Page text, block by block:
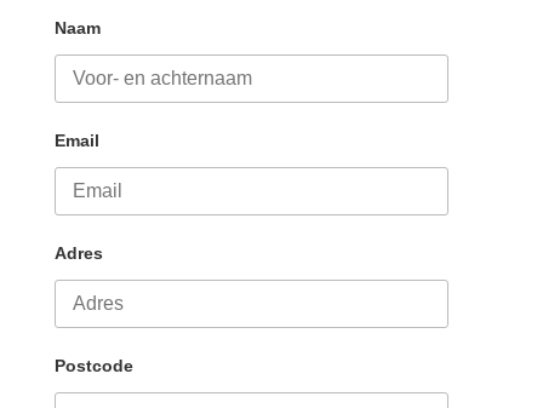
Naam
Email
Adres
Postcode